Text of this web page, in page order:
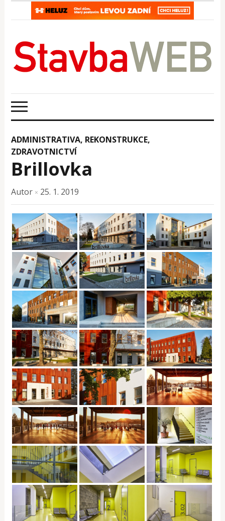
ADMINISTRATIVA, REKONSTRUKCE,
ZDRAVOTNICTVÍ
Brillovka
Autor × 25. 1. 2019